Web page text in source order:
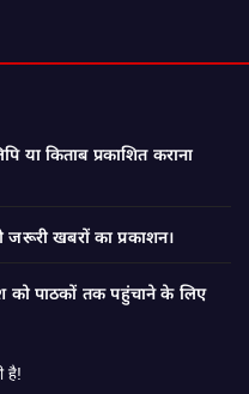
या किताब प्रकाशित कराना
खबरों का प्रकाशन।
को पाठकों तक पहुंचाने के लिए
है!